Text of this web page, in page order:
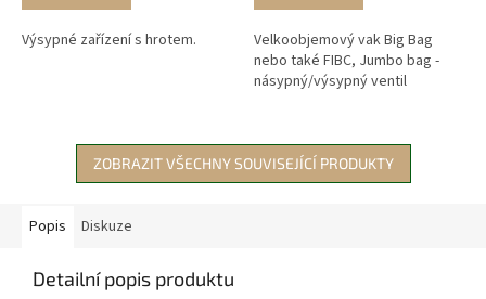
Výsypné zařízení s hrotem.
Velkoobjemový vak Big Bag
nebo také FIBC, Jumbo bag -
násypný/výsypný ventil
ZOBRAZIT VŠECHNY SOUVISEJÍCÍ PRODUKTY
Popis Diskuze
Detailní popis produktu